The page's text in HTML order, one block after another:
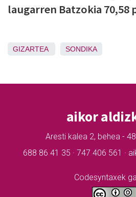
laugarren Batzokia 70,58
GIZARTEA SONDIKA
aikor
Aresti kalea 2, behea -
688 86 41 35 · 747 406 561 ·
Codesyntaxek